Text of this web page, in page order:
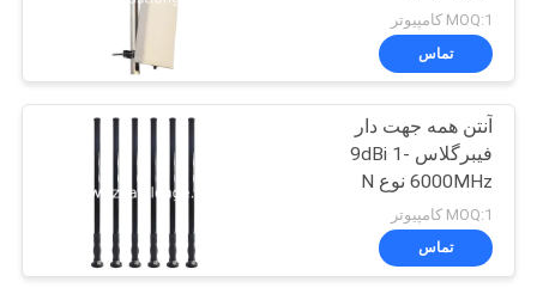
MOQ:1 کامپیوتر
تماس
آنتن همه جهت دار
فیبرگلاس 9dBi 1-
6000MHz نوع N
MOQ:1 کامپیوتر
تماس